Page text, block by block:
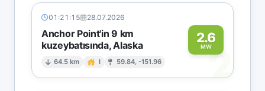
01:21:15 28.07.2026
Anchor Point'in 9 km
kuzeybatısında, Alaska
64.5 km I 59.84, -151.96
2.6
MW2